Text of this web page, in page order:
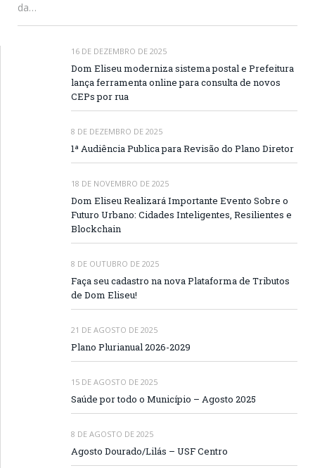
da…
16 DE DEZEMBRO DE 2025
Dom Eliseu moderniza sistema postal e Prefeitura
lança ferramenta online para consulta de novos
CEPs por rua
8 DE DEZEMBRO DE 2025
1ª Audiência Publica para Revisão do Plano Diretor
18 DE NOVEMBRO DE 2025
Dom Eliseu Realizará Importante Evento Sobre o
Futuro Urbano: Cidades Inteligentes, Resilientes e
Blockchain
8 DE OUTUBRO DE 2025
Faça seu cadastro na nova Plataforma de Tributos
de Dom Eliseu!
21 DE AGOSTO DE 2025
Plano Plurianual 2026-2029
15 DE AGOSTO DE 2025
Saúde por todo o Município – Agosto 2025
8 DE AGOSTO DE 2025
Agosto Dourado/Lilás – USF Centro